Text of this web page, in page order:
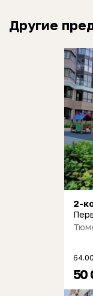
Другие
2-
50